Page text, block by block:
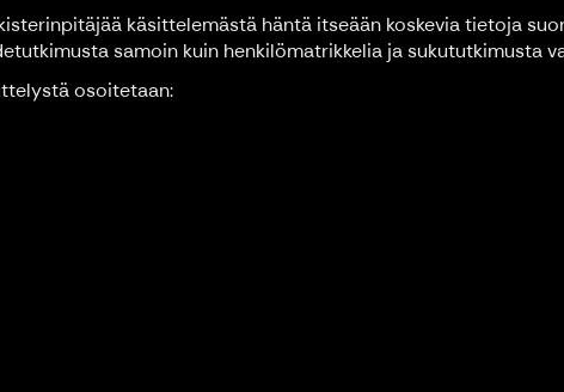
käsittelemästä häntä itseään koskevia tietoja
samoin kuin henkilömatrikkelia ja sukututkimusta
osoitetaan: